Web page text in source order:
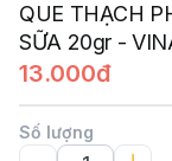
QUE THẠCH
SỮA 20gr -
13.000đ
Số lượng